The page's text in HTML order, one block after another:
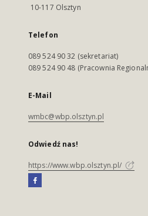
10-117 Olsztyn
Telefon
089 524 90 32 (sekretariat)
089 524 90 48 (Pracownia
E-Mail
wmbc@wbp.olsztyn.pl
Odwiedź nas!
https://www.wbp.olsztyn.pl/